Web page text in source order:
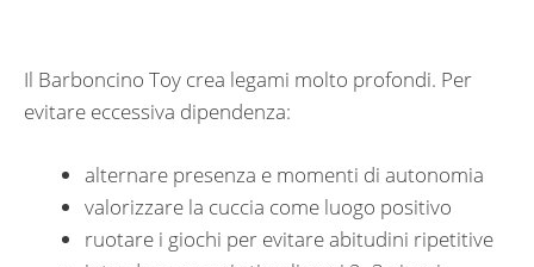
Il Barboncino Toy crea legami molto profondi. Per
evitare eccessiva dipendenza:
alternare presenza e momenti di autonomia
valorizzare la cuccia come luogo positivo
ruotare i giochi per evitare abitudini ripetitive